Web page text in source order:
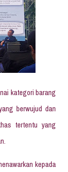
kategori barang
berwujud dan
tertentu yang
kepada